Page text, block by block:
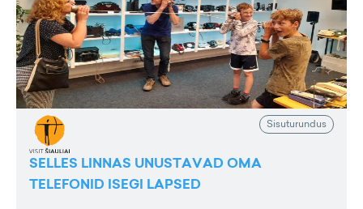
Sisuturundus
SELLES LINNAS UNUSTAVAD OMA
TELEFONID ISEGI LAPSED